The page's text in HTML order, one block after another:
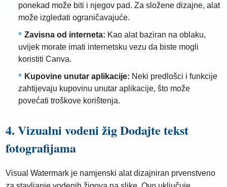
ponekad može biti i njegov pad. Za složene dizajne, alat
može izgledati ograničavajuće.
Zavisna od interneta: Kao alat baziran na oblaku,
uvijek morate imati internetsku vezu da biste mogli
koristiti Canva.
Kupovine unutar aplikacije: Neki predlošci i funkcije
zahtijevaju kupovinu unutar aplikacije, što može
povećati troškove korištenja.
4. Vizualni vodeni žig Dodajte tekst
fotografijama
Visual Watermark je namjenski alat dizajniran prvenstveno